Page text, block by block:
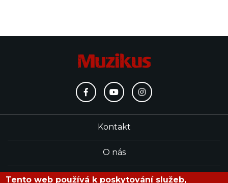
Kontakt
O nás
Redakce
Tento web používá k poskytování služeb,